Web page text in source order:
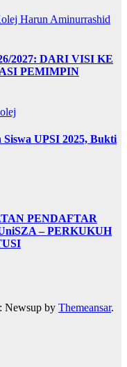
Harun Aminurrashid
2027: DARI VISI KE
PEMIMPIN
UPSI 2025, Bukti
PENDAFTAR
– PERKUKUH
Newsup by Themeansar.